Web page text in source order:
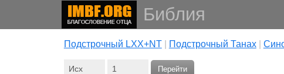
Библия
Подстрочный LXX+NT| Подстрочный Танах|
Перейти